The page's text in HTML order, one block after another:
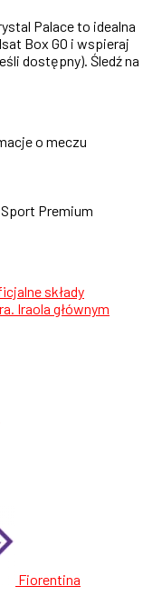
Palace to idealna
Box GO i wspieraj
dostępny). Śledź na
o meczu
Premium
składy
Iraola głównym
Fiorentina